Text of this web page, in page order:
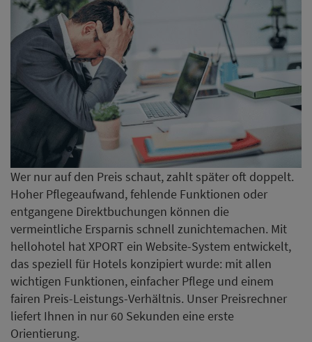
Wer nur auf den Preis schaut, zahlt später oft doppelt.
Hoher Pflegeaufwand, fehlende Funktionen oder
entgangene Direktbuchungen können die
vermeintliche Ersparnis schnell zunichtemachen. Mit
hellohotel hat XPORT ein Website-System entwickelt,
das speziell für Hotels konzipiert wurde: mit allen
wichtigen Funktionen, einfacher Pflege und einem
fairen Preis-Leistungs-Verhältnis. Unser Preisrechner
liefert Ihnen in nur 60 Sekunden eine erste
Orientierung.